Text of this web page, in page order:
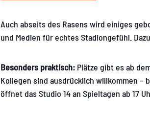
Auch abseits des Rasens wird einiges
und Medien für echtes Stadiongefühl.
Besonders praktisch: Plätze gibt es ab
Kollegen sind ausdrücklich willkommen –
öffnet das Studio 14 an Spieltagen ab 17